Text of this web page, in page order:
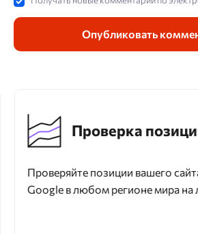
Проверка
Проверяйте позиции вашего сайта
Google в любом регионе мира на